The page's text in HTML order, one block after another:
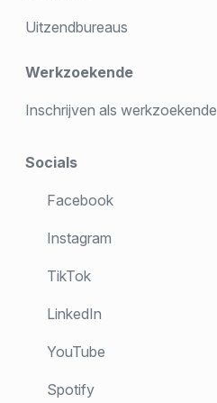
Uitzendbureaus
Werkzoekende
Inschrijven als werkzoekende
Socials
Facebook
Instagram
TikTok
LinkedIn
YouTube
Spotify